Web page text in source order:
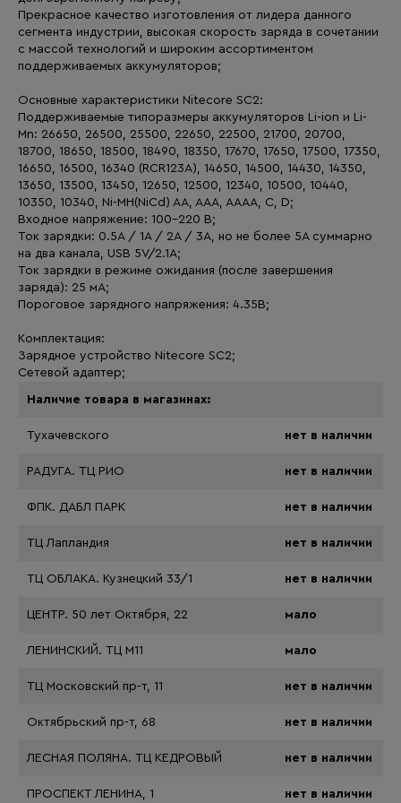
Прекрасное качество изготовления от лидера данного
сегмента индустрии, высокая скорость заряда в сочетании
с массой технологий и широким ассортиментом
поддерживаемых аккумуляторов;
Основные характеристики Nitecore SC2:
Поддерживаемые типоразмеры аккумуляторов Li-ion и Li-
Mn: 26650, 26500, 25500, 22650, 22500, 21700, 20700,
18700, 18650, 18500, 18490, 18350, 17670, 17650, 17500, 17350,
16650, 16500, 16340 (RCR123A), 14650, 14500, 14430, 14350,
13650, 13500, 13450, 12650, 12500, 12340, 10500, 10440,
10350, 10340, Ni-MH(NiCd) AA, AAA, AAAA, C, D;
Входное напряжение: 100-220 В;
Ток зарядки: 0.5А / 1А / 2А / 3А, но не более 5А суммарно
на два канала, USB 5V/2.1A;
Ток зарядки в режиме ожидания (после завершения
заряда): 25 мА;
Пороговое зарядного напряжения: 4.35В;
Комплектация:
Зарядное устройство Nitecore SC2;
Сетевой адаптер;
Наличие товара в магазинах:
Тухачевского нет в наличии
РАДУГА. ТЦ РИО нет в наличии
ФПК. ДАБЛ ПАРК нет в наличии
ТЦ Лапландия нет в наличии
ТЦ ОБЛАКА. Кузнецкий 33/1 нет в наличии
ЦЕНТР. 50 лет Октября, 22 мало
ЛЕНИНСКИЙ. ТЦ М11 мало
ТЦ Московский пр-т, 11 нет в наличии
Октябрьский пр-т, 68 нет в наличии
ЛЕСНАЯ ПОЛЯНА. ТЦ КЕДРОВЫЙ нет в наличии
ПРОСПЕКТ ЛЕНИНА, 1 нет в наличии